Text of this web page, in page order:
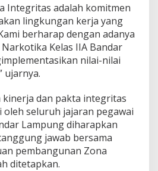
g
u
n
Z
o
n
n
t
e
g
r
i
t
Integritas adalah komitmen
lingkungan kerja yang
berharap dengan adanya
Kelas IIA Bandar
nilai-nilai
ujarnya.
dan pakta integritas
seluruh jajaran pegawai
Lampung diharapkan
jawab bersama
pembangunan Zona
ditetapkan.